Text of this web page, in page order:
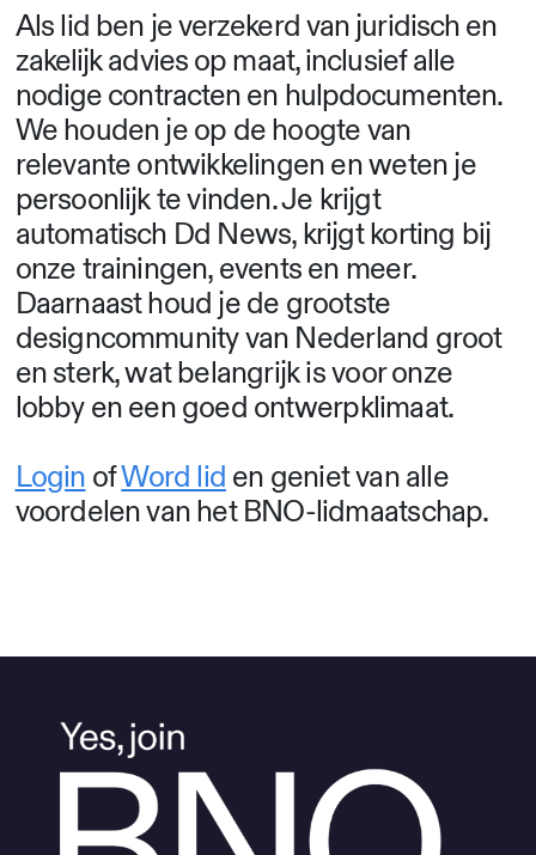
Als lid ben je verzekerd van juridisch en
zakelijk advies op maat, inclusief alle
nodige contracten en hulpdocumenten.
We houden je op de hoogte van
relevante ontwikkelingen en weten je
persoonlijk te vinden. Je krijgt
automatisch Dd News, krijgt korting bij
onze trainingen, events en meer.
Daarnaast houd je de grootste
designcommunity van Nederland groot
en sterk, wat belangrijk is voor onze
lobby en een goed ontwerpklimaat.
Login ofWord lid en geniet van alle
voordelen van het BNO-lidmaatschap.